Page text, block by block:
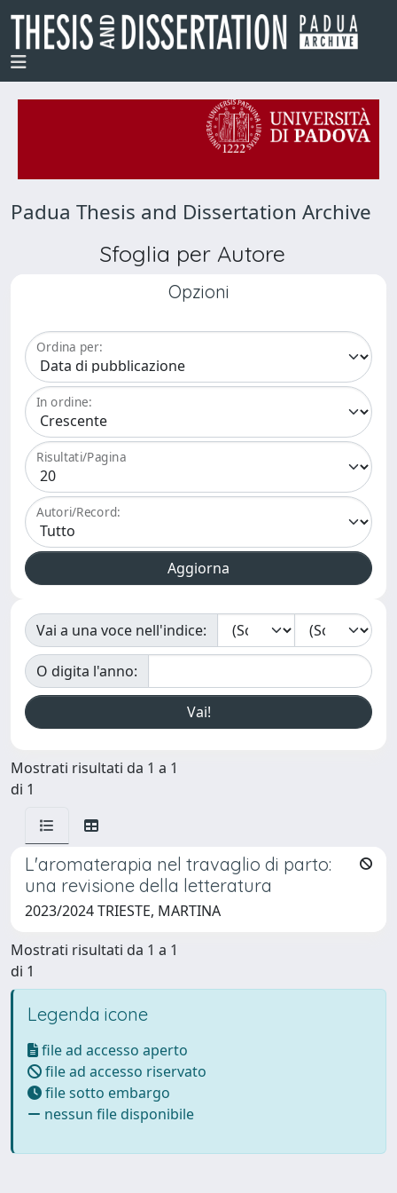
Padua Thesis and Dissertation Archive
Sfoglia per Autore
Opzioni
Ordina per:
In ordine:
Risultati/Pagina
Autori/Record:
Vai a una voce nell'indice:
O digita l'anno:
Mostrati risultati da 1 a 1
di 1
L'aromaterapia nel travaglio di parto:
una revisione della letteratura
2023/2024 TRIESTE, MARTINA
Mostrati risultati da 1 a 1
di 1
Legenda icone
file ad accesso aperto
file ad accesso riservato
file sotto embargo
nessun file disponibile